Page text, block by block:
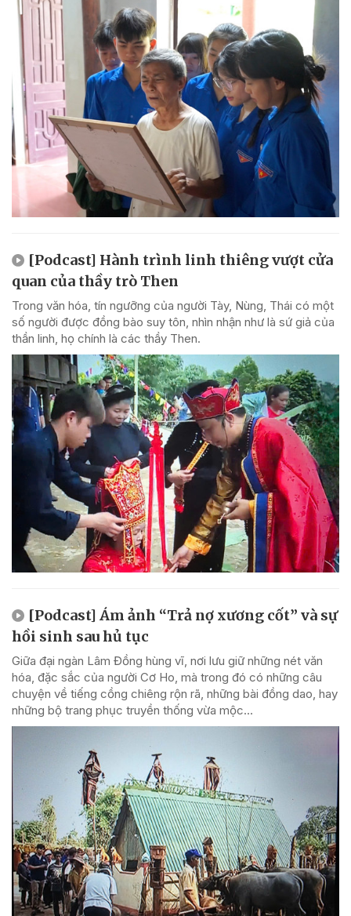
[Podcast] Hành trình linh thiêng vượt cửa
quan của thầy trò Then
Trong văn hóa, tín ngưỡng của người Tày, Nùng, Thái có một
số người được đồng bào suy tôn, nhìn nhận như là sứ giả của
thần linh, họ chính là các thầy Then.
[Podcast] Ám ảnh “Trả nợ xương cốt” và sự
hồi sinh sau hủ tục
Giữa đại ngàn Lâm Đồng hùng vĩ, nơi lưu giữ những nét văn
hóa, đặc sắc của người Cơ Ho, mà trong đó có những câu
chuyện về tiếng cồng chiêng rộn rã, những bài đồng dao, hay
những bộ trang phục truyền thống vừa mộc...